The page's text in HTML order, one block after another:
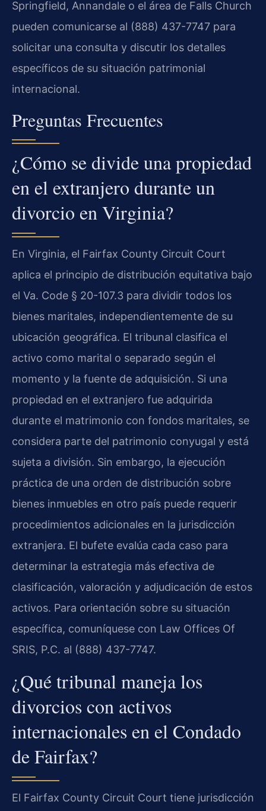
Springfield, Annandale o el área de Falls Church
pueden comunicarse al (888) 437-7747 para
solicitar una consulta y discutir los detalles
específicos de su situación patrimonial
internacional.
Preguntas Frecuentes
¿Cómo se divide una propiedad
en el extranjero durante un
divorcio en Virginia?
En Virginia, el Fairfax County Circuit Court
aplica el principio de distribución equitativa bajo
el Va. Code § 20-107.3 para dividir todos los
bienes maritales, independientemente de su
ubicación geográfica. El tribunal clasifica el
activo como marital o separado según el
momento y la fuente de adquisición. Si una
propiedad en el extranjero fue adquirida
durante el matrimonio con fondos maritales, se
considera parte del patrimonio conyugal y está
sujeta a división. Sin embargo, la ejecución
práctica de una orden de distribución sobre
bienes inmuebles en otro país puede requerir
procedimientos adicionales en la jurisdicción
extranjera. El bufete evalúa cada caso para
determinar la estrategia más efectiva de
clasificación, valoración y adjudicación de estos
activos. Para orientación sobre su situación
específica, comuníquese con Law Offices Of
SRIS, P.C. al (888) 437-7747.
¿Qué tribunal maneja los
divorcios con activos
internacionales en el Condado
de Fairfax?
El Fairfax County Circuit Court tiene jurisdicción